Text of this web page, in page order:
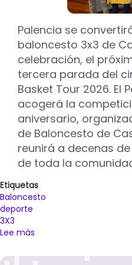
Palencia se
baloncesto 3x3 de
celebración, el
tercera parada del
Basket Tour 2026. El
acogerá la
aniversario,
de Baloncesto de
reunirá a decenas
de toda la
Etiquetas
Baloncesto
deporte
3X3
Lee más
3x3